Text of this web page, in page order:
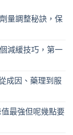
量調整秘訣，保
減緩技巧，第一
成因、藥理到服
最強但呢幾點要